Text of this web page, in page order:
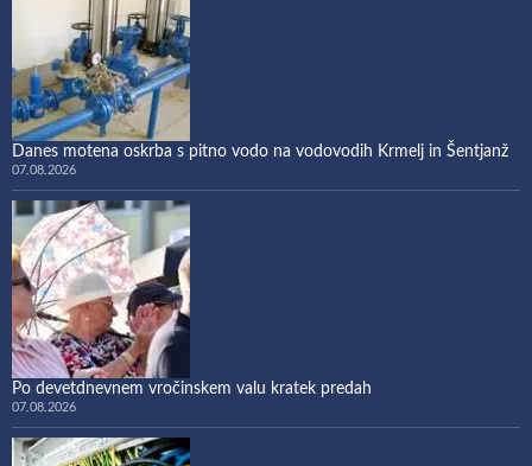
Danes motena oskrba s pitno vodo na vodovodih Krmelj in Šentjanž
07.08.2026
Po devetdnevnem vročinskem valu kratek predah
07.08.2026